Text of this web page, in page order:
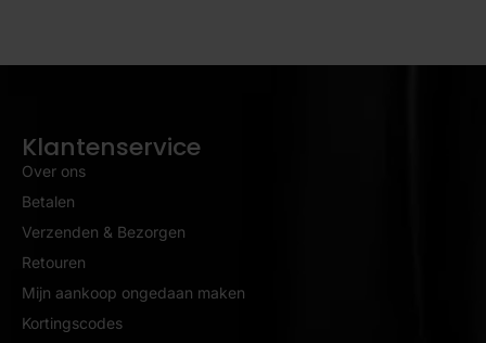
Klantenservice
Over ons
Betalen
Verzenden & Bezorgen
Retouren
Mijn aankoop ongedaan maken
Kortingscodes